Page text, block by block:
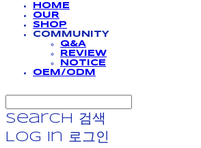
HOME
OUR
SHOP
COMMUNITY
Q&A
REVIEW
NOTICE
OEM/ODM
Search
검색
Log In
로그인